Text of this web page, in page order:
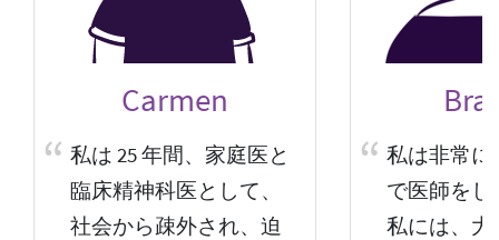
Carmen
私は 25 年間、家庭医と
臨床精神科医として、
社会から疎外され、迫
私は非常
で医師を
私には、大